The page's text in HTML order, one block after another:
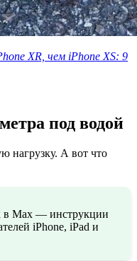
XR, чем iPhone XS: 9
под водой
нагрузку. А вот что
в Max — инструкции
iPhone, iPad и